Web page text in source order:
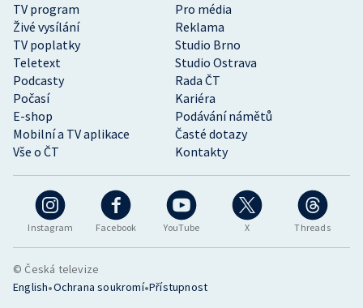
Instagram Facebook YouTube X Threads
TV program
Pro média
Živé vysílání
Reklama
TV poplatky
Studio Brno
Teletext
Studio Ostrava
Podcasty
Rada ČT
Počasí
Kariéra
E-shop
Podávání námětů
Mobilní a TV aplikace
Časté dotazy
Vše o ČT
Kontakty
© Česká televize
English•Ochrana soukromí•Přístupnost